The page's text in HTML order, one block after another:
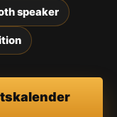
speaker